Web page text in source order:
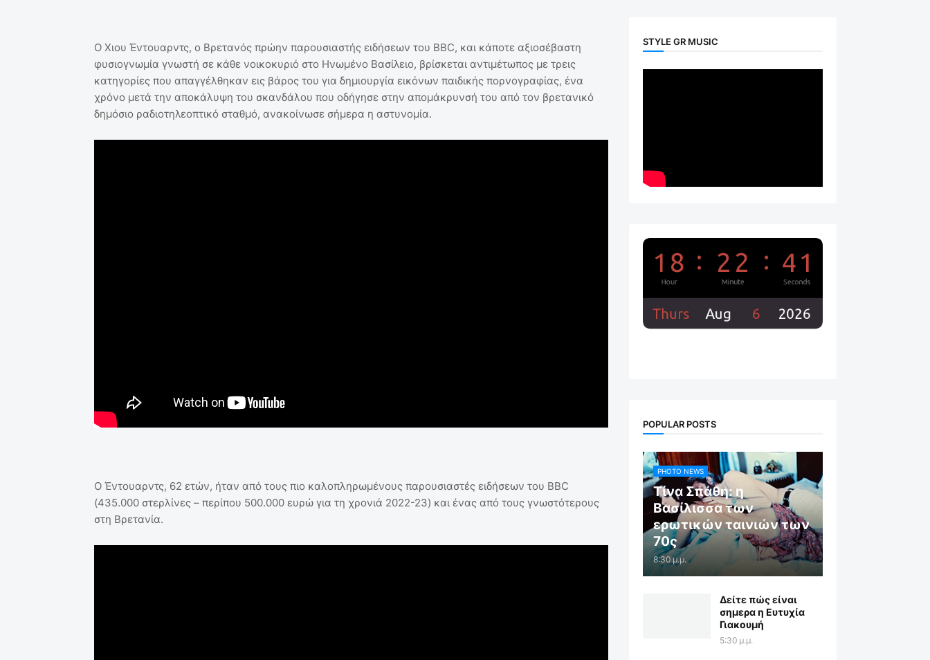
Ο Χιου Έντουαρντς, ο Βρετανός πρώην παρουσιαστής ειδήσεων του BBC, και κάποτε αξιοσέβαστη
φυσιογνωμία γνωστή σε κάθε νοικοκυριό στο Ηνωμένο Βασίλειο, βρίσκεται αντιμέτωπος με τρεις
κατηγορίες που απαγγέλθηκαν εις βάρος του για δημιουργία εικόνων παιδικής πορνογραφίας, ένα
χρόνο μετά την αποκάλυψη του σκανδάλου που οδήγησε στην απομάκρυνσή του από τον βρετανικό
δημόσιο ραδιοτηλεοπτικό σταθμό, ανακοίνωσε σήμερα η αστυνομία.
Ο Έντουαρντς, 62 ετών, ήταν από τους πιο καλοπληρωμένους παρουσιαστές ειδήσεων του BBC
(435.000 στερλίνες – περίπου 500.000 ευρώ για τη χρονιά 2022-23) και ένας από τους γνωστότερους
στη Βρετανία.
STYLE GR MUSIC
POPULAR POSTS
PHOTO NEWS
Τίνα Σπάθη: η
Βασίλισσα των
ερωτικών ταινιών των
70ς
8:30 μ.μ.
Δείτε πώς είναι
σημερα η Ευτυχία
Γιακουμή
5:30 μ.μ.